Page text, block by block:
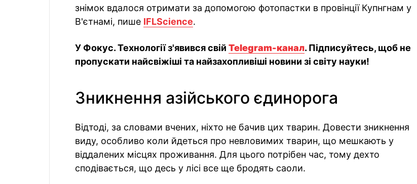
знімок вдалося отримати за допомогою фотопастки в провінції Купнгнам у
В'єтнамі, пише IFLScience.
У Фокус. Технології з'явився свій Telegram-канал. Підписуйтесь, щоб не
пропускати найсвіжіші та найзахопливіші новини зі світу науки!
Зникнення азійського єдинорога
Відтоді, за словами вчених, ніхто не бачив цих тварин. Довести зникнення
виду, особливо коли йдеться про невловимих тварин, що мешкають у
віддалених місцях проживання. Для цього потрібен час, тому дехто
сподівається, що десь у лісі все ще бродять саоли.